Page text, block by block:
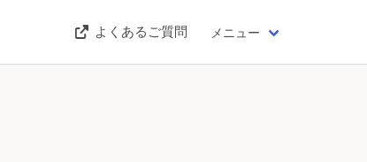
よくあるご質問 メニュー